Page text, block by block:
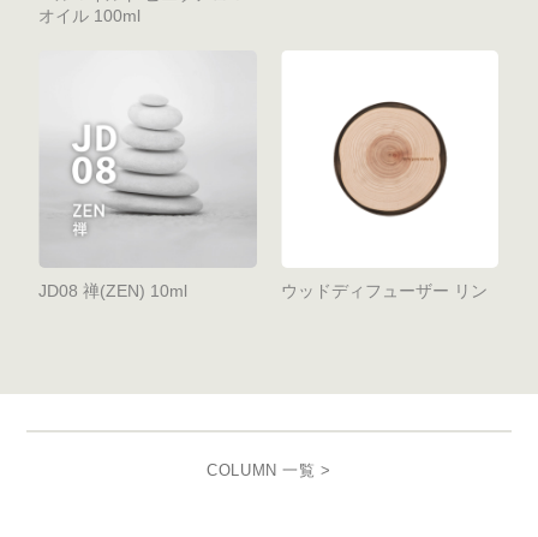
オイル 100ml
JD08 禅(ZEN) 10ml ウッドディフューザー リン
COLUMN 一覧 >